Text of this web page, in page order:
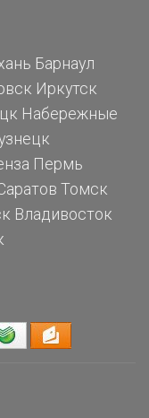
Барнаул
Иркутск
Набережные
Пермь
Томск
Владивосток